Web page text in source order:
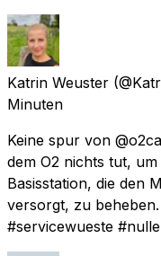
Katrin Weuster
Minuten
Keine spur von
dem O2 nichts tut,
Basisstation, die den
versorgt, zu
#servicewueste